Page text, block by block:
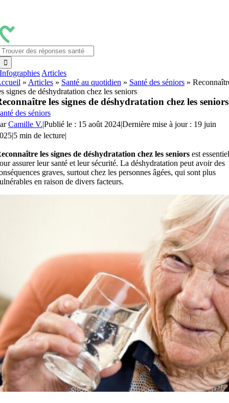
contenu
Infographies Articles
» Articles» Santé au quotidien » Santé des séniors»
signes de déshydratation chez les seniors
les signes de déshydratation chez les seniors
des séniors
Camille V.|Publié le : 15 août 2024|Dernière mise à jour : 19 juin
|5 min de lecture|
les signes de déshydratation chez les seniorsest essentiel
assurer leur santé et leur sécurité. La déshydratation peut avoir des
graves, surtout chez les personnes âgées, qui sont plus
en raison de divers facteurs.